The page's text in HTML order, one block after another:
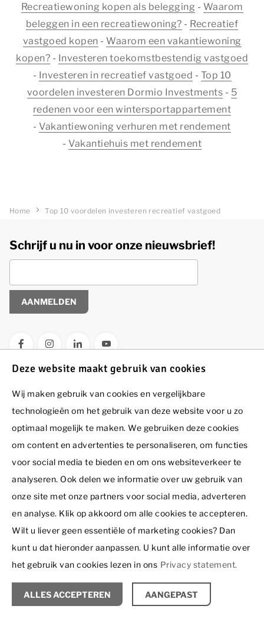
Recreatiewoning kopen als belegging - Waarom
beleggen in een recreatiewoning? - Recreatief
vastgoed kopen - Waarom een vakantiewoning
kopen? - Investeren toekomstbestendig vastgoed
- Investeren in recreatief vastgoed - Top 10
voordelen investeren Dormio Investments - 5
redenen voor een wintersportappartement
- Vakantiewoning verhuren met rendement
- Vakantiehuis met rendement
Schrijf u in voor onze
nieuwsbrief!
Achternaam *
E-mailadres *
SCHRIJF U HIER IN
Home Top 10 voordelen investeren recreatief vastgoed
Schrijf u nu in voor onze nieuwsbrief!
AANMELDEN
Resorts
Dormio Residence Costa Blanca
Dormio Resort Berck-sur-Mer
Dormio Resort Costa Blanca Beach & Spa
Dormio Resort Eifeler Tor
Dormio Resort Les Portes Du Grand Massif - Flaine
Dormio Resort Les Portes Du Mont Blanc - Vallorcine
Dormio Resort Maastricht
Interessant
Projecten in ontwikkeling
Over ons
Inspiratie
Hoe werkt het?
Bezichtigingen
Dormio Resorts & Hotels
Dormio Leisure Development
Summio Parcs
Boiten Ingenieurs
Recreatie Architectuur
Dormio Investments B.V.
Ir. J.P. van Muijlwijkstraat 7
6828 BP Arnhem
Nederland
+31 26 353 77 02
verkoop@dormio.eu
© 2026 - Dormio Investments | All rights reserved
Privacy statement
Disclaimer
Deze website maakt gebruik van cookies
Wij maken gebruik van cookies en vergelijkbare
technologieën om het gebruik van deze website voor u zo
optimaal mogelijk te maken. We gebruiken deze cookies
om content en advertenties te personaliseren, om functies
voor social media te bieden en om ons websiteverkeer te
analyseren. Ook delen we informatie over uw gebruik van
onze site met onze partners voor social media, adverteren
en analyse. Klik op akkoord om alle cookies te accepteren.
Wilt u liever geen essentiële of marketing cookies? Dan
kunt u dat hieronder aanpassen. U kunt alle informatie over
het gebruik van cookies lezen in ons Privacy statement.
ALLES ACCEPTEREN AANGEPAST